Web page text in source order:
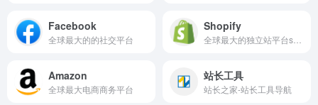
Facebook
全球最大的的社交平台
Shopify
Amazon
全球最大电商商务平台
站长工具
站长之家-站长工具导航